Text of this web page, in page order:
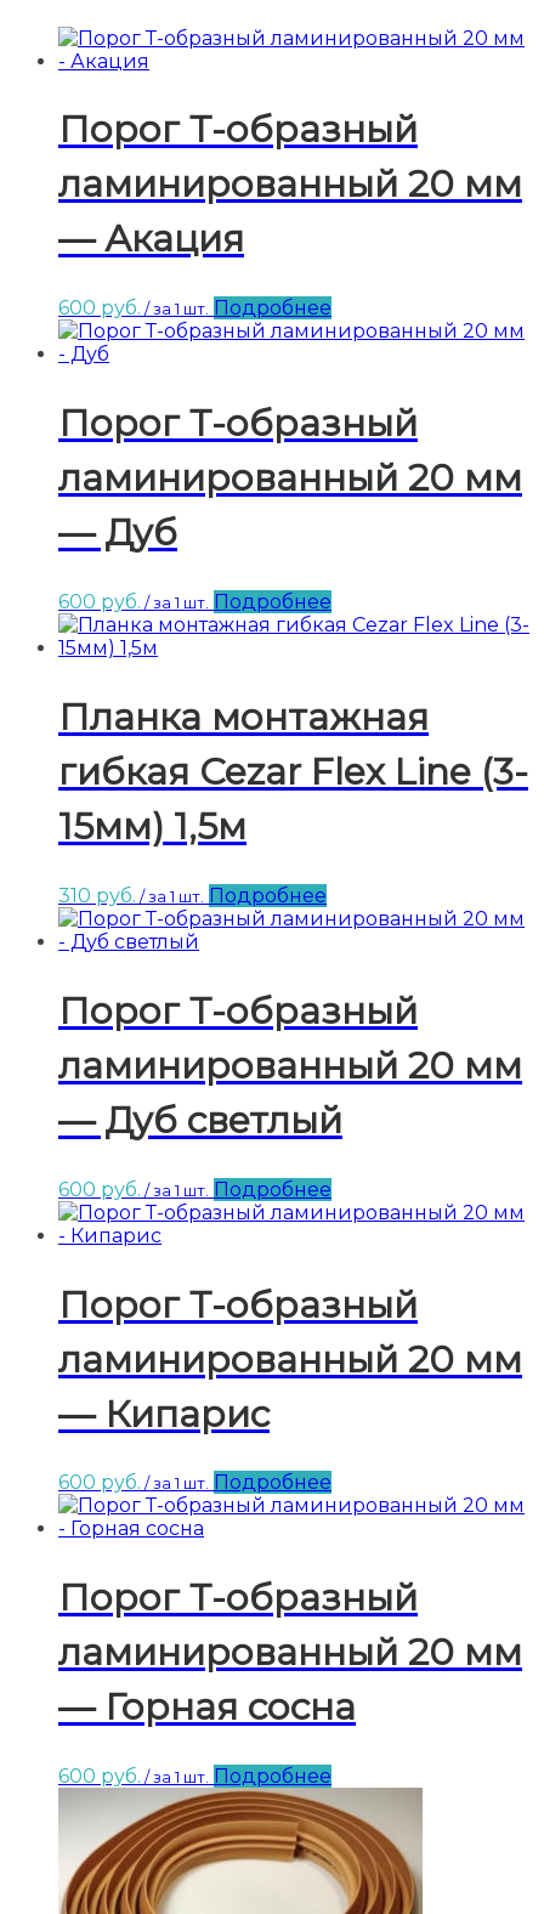
Порог Т-образный
ламинированный 20 мм
— Акация
600 руб. / за 1 шт. Подробнее
Порог Т-образный
ламинированный 20 мм
— Дуб
600 руб. / за 1 шт. Подробнее
Планка монтажная
гибкая Cezar Flex Line (3-
15мм) 1,5м
310 руб. / за 1 шт. Подробнее
Порог Т-образный
ламинированный 20 мм
— Дуб светлый
600 руб. / за 1 шт. Подробнее
Порог Т-образный
ламинированный 20 мм
— Кипарис
600 руб. / за 1 шт. Подробнее
Порог Т-образный
ламинированный 20 мм
— Горная сосна
600 руб. / за 1 шт. Подробнее